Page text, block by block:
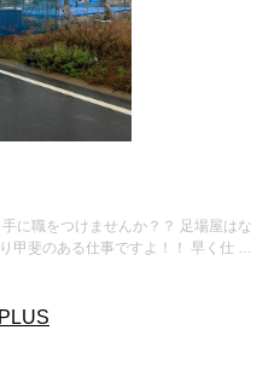
に職をつけませんか？？ 足場屋はな
甲斐のある仕事ですよ！！ 早く仕 …